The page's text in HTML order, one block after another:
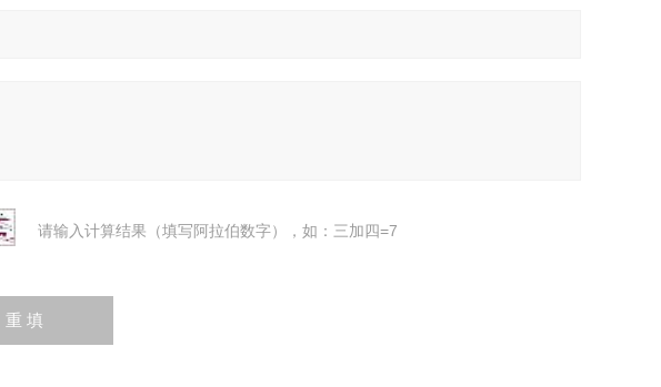
请输入计算结果（填写阿拉伯数字），如：三加四=7